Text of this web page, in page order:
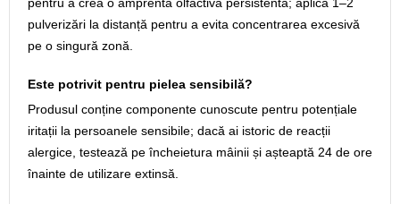
pulverizări la distanță pentru a evita concentrarea excesivă
pe o singură zonă.
Este potrivit pentru pielea sensibilă?
Produsul conține componente cunoscute pentru potențiale
iritații la persoanele sensibile; dacă ai istoric de reacții
alergice, testează pe încheietura mâinii și așteaptă 24 de ore
înainte de utilizare extinsă.